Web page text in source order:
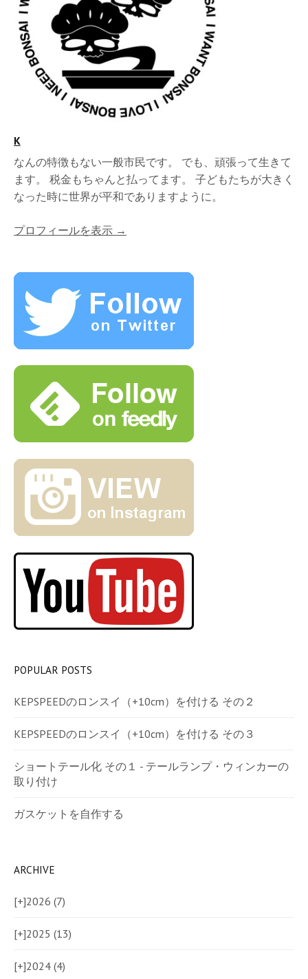
K
なんの特徴もない一般市民です。 でも、頑張って生きて
ます。 税金もちゃんと払ってます。 子どもたちが大きく
なった時に世界が平和でありますように。
プロフィールを表示 →
POPULAR POSTS
KEPSPEEDのロンスイ（+10cm）を付ける その２
KEPSPEEDのロンスイ（+10cm）を付ける その３
ショートテール化 その１ - テールランプ・ウィンカーの
取り付け
ガスケットを自作する
ARCHIVE
[+]2026 (7)
[+]2025 (13)
[+]2024 (4)